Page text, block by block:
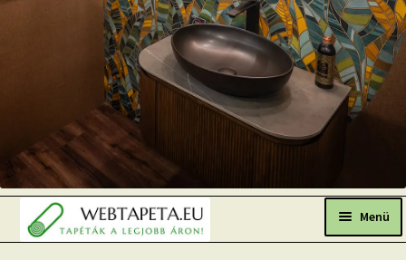
Ugrás
a
navigációhoz
Kilépés
a
tartalomba Menü